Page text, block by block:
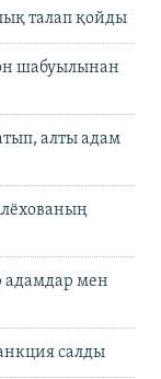
талап қойды
шабуылынан
алты адам
адамдар мен
салды